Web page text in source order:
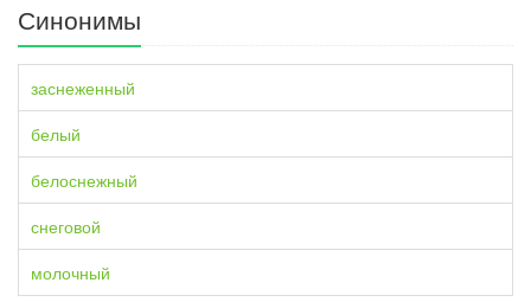
Синонимы
заснеженный
белый
белоснежный
снеговой
молочный